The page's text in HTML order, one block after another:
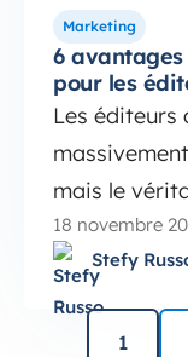
Marketing
6
pour les
Les éditeurs
mais le
18 novembre
Stefy
1